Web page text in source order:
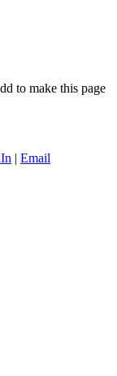
to make this page
| Email